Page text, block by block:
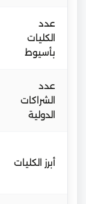
عدد
الكليات
بأسيوط
عدد
الشراكات
الدولية
أبرز الكليات